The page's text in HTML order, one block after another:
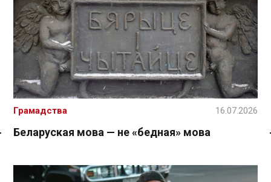
Беларуская мова — не «бедная» мова
Грамадства 16.07.2026